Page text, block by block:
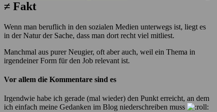
≠ Fakt
Wenn man beruflich in den sozialen Medien unterwegs ist, liegt es
in der Natur der Sache, dass man dort recht viel mitliest.
Manchmal aus purer Neugier, oft aber auch, weil ein Thema in
irgendeiner Form für den Job relevant ist.
Vor allem die Kommentare sind es
Irgendwie habe ich gerade (mal wieder) den Punkt erreicht, an dem
ich einfach meine Gedanken im Blog niederschreiben muss